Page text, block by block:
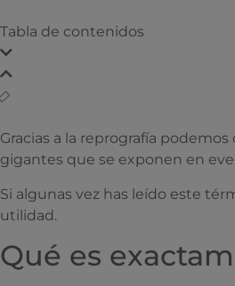
Tabla de contenidos
Gracias a la reprografía
gigantes que se exponen en
Si algunas vez has leído este
utilidad.
Qué es